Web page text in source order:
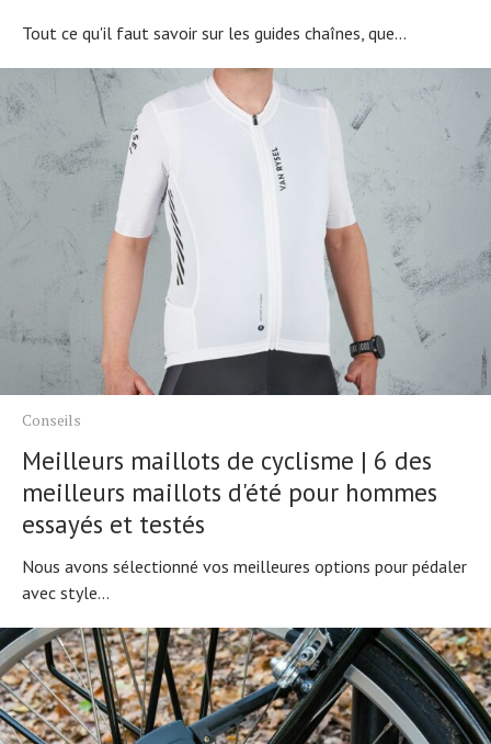
Tout ce qu'il faut savoir sur les guides chaînes, que...
Conseils
Meilleurs maillots de cyclisme | 6 des
meilleurs maillots d'été pour hommes
essayés et testés
Nous avons sélectionné vos meilleures options pour pédaler
avec style...